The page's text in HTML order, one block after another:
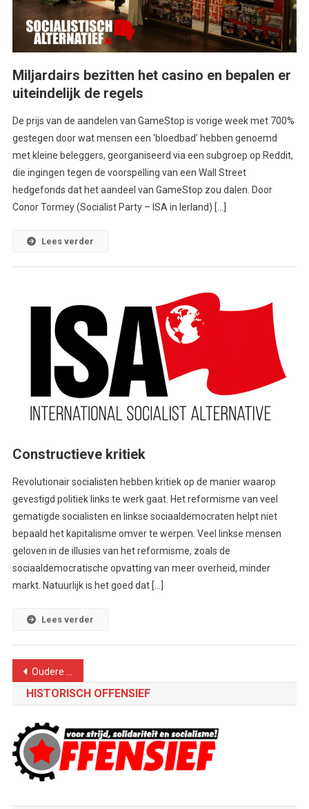
Miljardairs bezitten het casino en bepalen er
uiteindelijk de regels
De prijs van de aandelen van GameStop is vorige week met 700%
gestegen door wat mensen een ‘bloedbad’ hebben genoemd
met kleine beleggers, georganiseerd via een subgroep op Reddit,
die ingingen tegen de voorspelling van een Wall Street
hedgefonds dat het aandeel van GameStop zou dalen. Door
Conor Tormey (Socialist Party – ISA in Ierland) […]
Lees verder
Constructieve kritiek
Revolutionair socialisten hebben kritiek op de manier waarop
gevestigd politiek links te werk gaat. Het reformisme van veel
gematigde socialisten en linkse sociaaldemocraten helpt niet
bepaald het kapitalisme omver te werpen. Veel linkse mensen
geloven in de illusies van het reformisme, zoals de
sociaaldemocratische opvatting van meer overheid, minder
markt. Natuurlijk is het goed dat […]
Lees verder
Berichtennavigatie
Oudere berichten
HISTORISCH OFFENSIEF